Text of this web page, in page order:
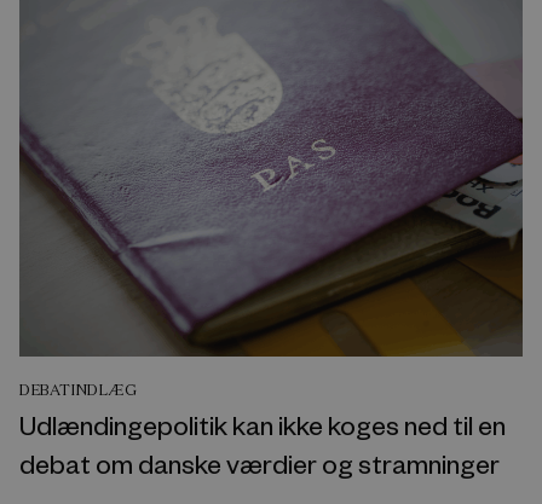
DEBATINDLÆG
Udlændingepolitik kan ikke koges ned til en
debat om danske værdier og stramninger